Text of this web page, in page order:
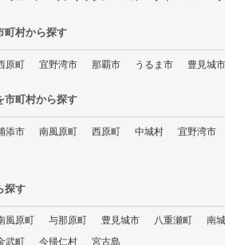
町村から探す
原町 宜野湾市 那覇市 うるま市 豊見城市
市町村から探す
添市 南風原町 西原町 中城村 宜野湾市
探す
風原町 与那原町 豊見城市 八重瀬町 南
武町 今帰仁村 宮古島